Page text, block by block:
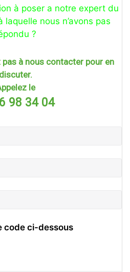
à poser a notre expert du
nous n’avons pas
?
pas à nous contacter pour en
discuter.
le
98 34 04
code ci-dessous